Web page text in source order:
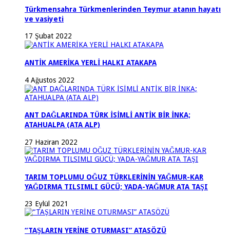
Türkmensahra Türkmenlerinden Teymur atanın hayatı
ve vasiyeti
17 Şubat 2022
ANTİK AMERİKA YERLİ HALKI ATAKAPA
4 Ağustos 2022
ANT DAĞLARINDA TÜRK İSİMLİ ANTİK BİR İNKA;
ATAHUALPA (ATA ALP)
27 Haziran 2022
TARIM TOPLUMU OĞUZ TÜRKLERİNİN YAĞMUR-KAR
YAĞDIRMA TILSIMLI GÜCÜ; YADA-YAĞMUR ATA TAŞI
23 Eylül 2021
“TAŞLARIN YERİNE OTURMASI” ATASÖZÜ